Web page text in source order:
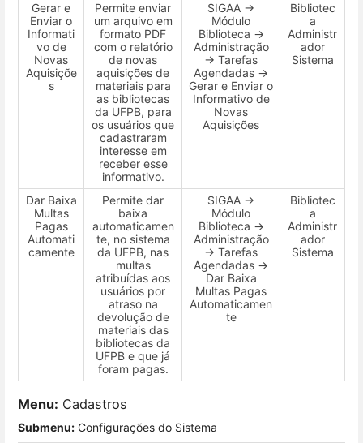
Gerar e
Enviar o
Informati
vo de
Novas
Aquisiçõe
s
Permite enviar
um arquivo em
formato PDF
com o relatório
de novas
aquisições de
materiais para
as bibliotecas
da UFPB, para
os usuários que
cadastraram
interesse em
receber esse
informativo.
SIGAA →
Módulo
Biblioteca →
Administração
→ Tarefas
Agendadas →
Gerar e Enviar o
Informativo de
Novas
Aquisições
Bibliotec
a
Administr
ador
Sistema
Dar Baixa
Multas
Pagas
Automati
camente
Permite dar
baixa
automaticamen
te, no sistema
da UFPB, nas
multas
atribuídas aos
usuários por
atraso na
devolução de
materiais das
bibliotecas da
UFPB e que já
foram pagas.
SIGAA →
Módulo
Biblioteca →
Administração
→ Tarefas
Agendadas →
Dar Baixa
Multas Pagas
Automaticamen
te
Bibliotec
a
Administr
ador
Sistema
Menu: Cadastros
Submenu: Configurações do Sistema